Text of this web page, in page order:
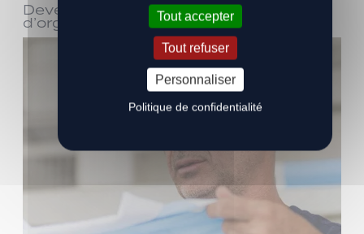
Devenez bénévole ! Réunion
d’organisation le samedi 8 août
Tout accepter
Tout refuser
Personnaliser
Politique de confidentialité